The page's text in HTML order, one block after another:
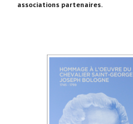
associations partenaires.